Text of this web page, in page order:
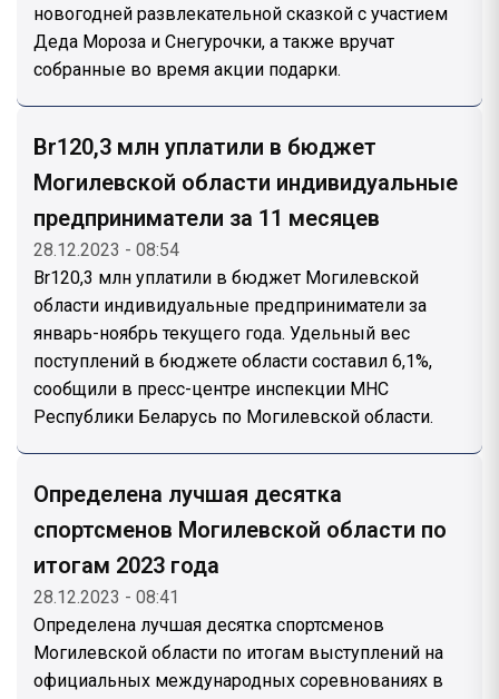
новогодней развлекательной сказкой с участием
Деда Мороза и Снегурочки, а также вручат
собранные во время акции подарки.
Br120,3 млн уплатили в бюджет
Могилевской области индивидуальные
предприниматели за 11 месяцев
28.12.2023 - 08:54
Br120,3 млн уплатили в бюджет Могилевской
области индивидуальные предприниматели за
январь-ноябрь текущего года. Удельный вес
поступлений в бюджете области составил 6,1%,
сообщили в пресс-центре инспекции МНС
Республики Беларусь по Могилевской области.
Определена лучшая десятка
спортсменов Могилевской области по
итогам 2023 года
28.12.2023 - 08:41
Определена лучшая десятка спортсменов
Могилевской области по итогам выступлений на
официальных международных соревнованиях в